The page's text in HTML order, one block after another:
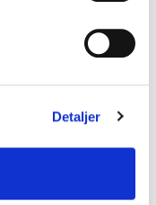
Detaljer